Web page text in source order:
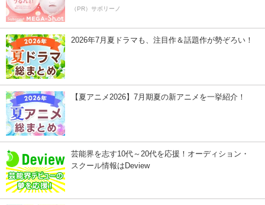
（PR）サボリーノ
2026年7月夏ドラマも、注目作＆話題作が勢ぞろい！
【夏アニメ2026】7月期夏の新アニメを一挙紹介！
芸能界を志す10代～20代を応援！オーディション・
スクール情報はDeview